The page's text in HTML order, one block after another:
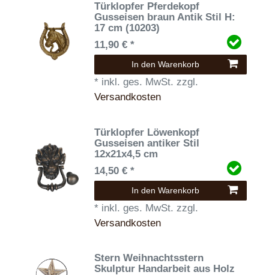
Türklopfer Pferdekopf
Gusseisen braun Antik Stil H:
17 cm (10203)
11,90 € *
In den Warenkorb
* inkl. ges. MwSt. zzgl.
Versandkosten
Türklopfer Löwenkopf
Gusseisen antiker Stil
12x21x4,5 cm
14,50 € *
In den Warenkorb
* inkl. ges. MwSt. zzgl.
Versandkosten
Stern Weihnachtsstern
Skulptur Handarbeit aus Holz